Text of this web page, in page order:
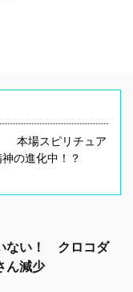
スピリチュア
の進化中！？
い！ クロコダ
ん減少